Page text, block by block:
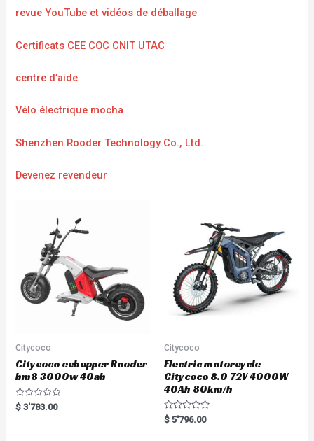
revue YouTube et vidéos de déballage
Certificats CEE COC CNIT UTAC
centre d’aide
Vélo électrique mocha
Shenzhen Rooder Technology Co., Ltd.
Devenez revendeur
Citycoco
Citycoco echopper Rooder
hm8 3000w 40ah
R
a
$ 3'783.00
Citycoco
Electric motorcycle
Citycoco 8.0 72V 4000W
40Ah 80km/h
R
a
$ 5'796.00